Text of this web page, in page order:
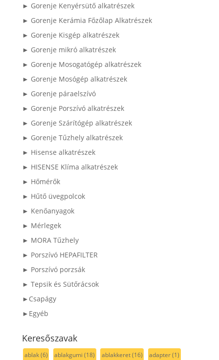
► Gorenje Kenyérsütő alkatrészek
► Gorenje Kerámia Főzőlap Alkatrészek
► Gorenje Kisgép alkatrészek
► Gorenje mikró alkatrészek
► Gorenje Mosogatógép alkatrészek
► Gorenje Mosógép alkatrészek
► Gorenje páraelszívó
► Gorenje Porszívó alkatrészek
► Gorenje Szárítógép alkatrészek
► Gorenje Tűzhely alkatrészek
► Hisense alkatrészek
► HISENSE Klíma alkatrészek
► Hőmérők
► Hűtő üvegpolcok
► Kenőanyagok
► Mérlegek
► MORA Tűzhely
► Porszívó HEPAFILTER
► Porszívó porzsák
► Tepsik és Sütőrácsok
►Csapágy
►Egyéb
Keresőszavak
ablak(6) ablakgumi (18) ablakkeret(16) adapter(1)